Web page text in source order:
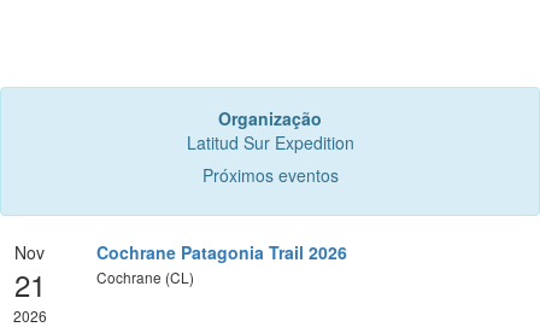
Organização
Latitud Sur Expedition
Próximos eventos
Nov
21
2026
Cochrane Patagonia Trail 2026
Cochrane (CL)